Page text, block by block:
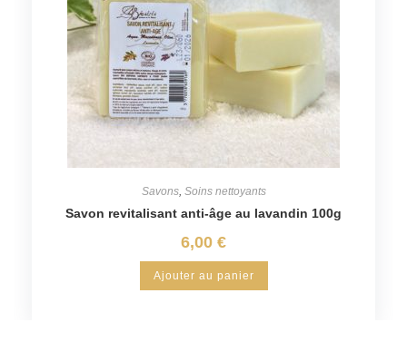
Savons, Soins nettoyants
Savon revitalisant anti-âge au lavandin 100g
6,00 €
Ajouter au panier